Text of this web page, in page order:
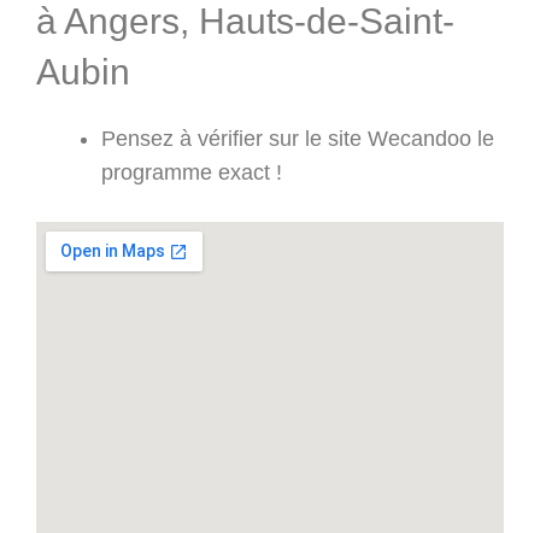
à Angers, Hauts-de-Saint-
Aubin
Pensez à vérifier sur le site Wecandoo le
programme exact !